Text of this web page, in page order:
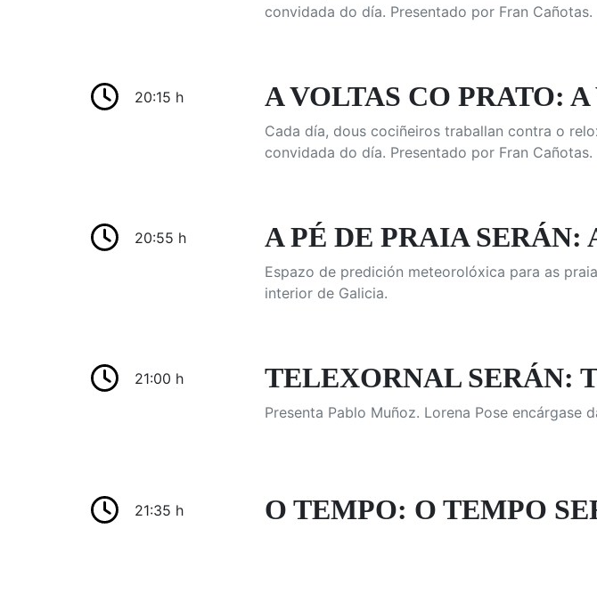
convidada do día. Presentado por Fran Cañotas.
20:15 h A VOLTAS CO PRATO:
Cada día, dous cociñeiros traballan contra o
convidada do día. Presentado por Fran Cañotas.
20:55 h A PÉ DE PRAIA SERÁN:
Espazo de predición meteorolóxica para as
interior de Galicia.
21:00 h TELEXORNAL SERÁN:
Presenta Pablo Muñoz. Lorena Pose encárgase
21:35 h O TEMPO: O TEMPO